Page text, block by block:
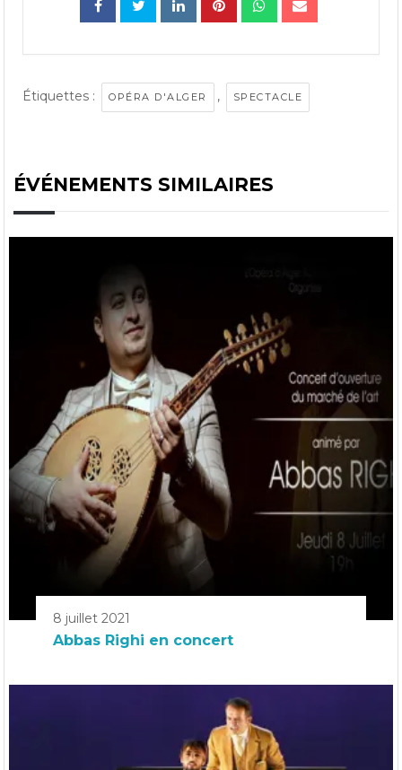
Étiquettes : OPÉRA D'ALGER , SPECTACLE
ÉVÉNEMENTS SIMILAIRES
8 juillet 2021
Abbas Righi en concert